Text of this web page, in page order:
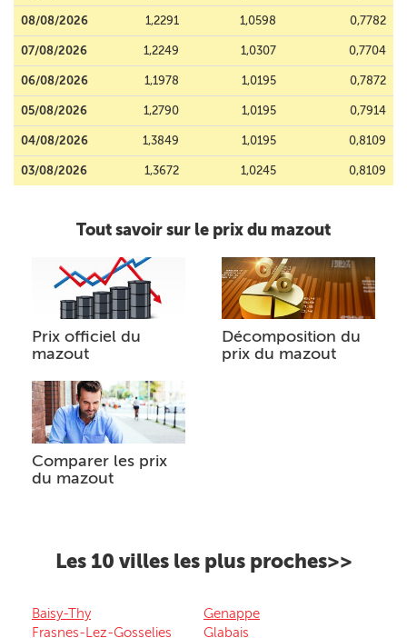
08/08/2026 1,2291 1,0598 0,7782
07/08/2026 1,2249 1,0307 0,7704
06/08/2026 1,1978 1,0195 0,7872
05/08/2026 1,2790 1,0195 0,7914
04/08/2026 1,3849 1,0195 0,8109
03/08/2026 1,3672 1,0245 0,8109
Tout savoir sur le prix du mazout
Prix officiel du
mazout
Décomposition du
prix du mazout
Comparer les prix
du mazout
Les 10 villes les plus proches>>
Baisy-Thy
Frasnes-Lez-Gosselies
Genappe
Glabais